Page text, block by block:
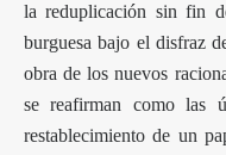
la reduplicación sin fin
burguesa bajo el disfraz
obra de los nuevos
se reafirman como las
restablecimiento de un